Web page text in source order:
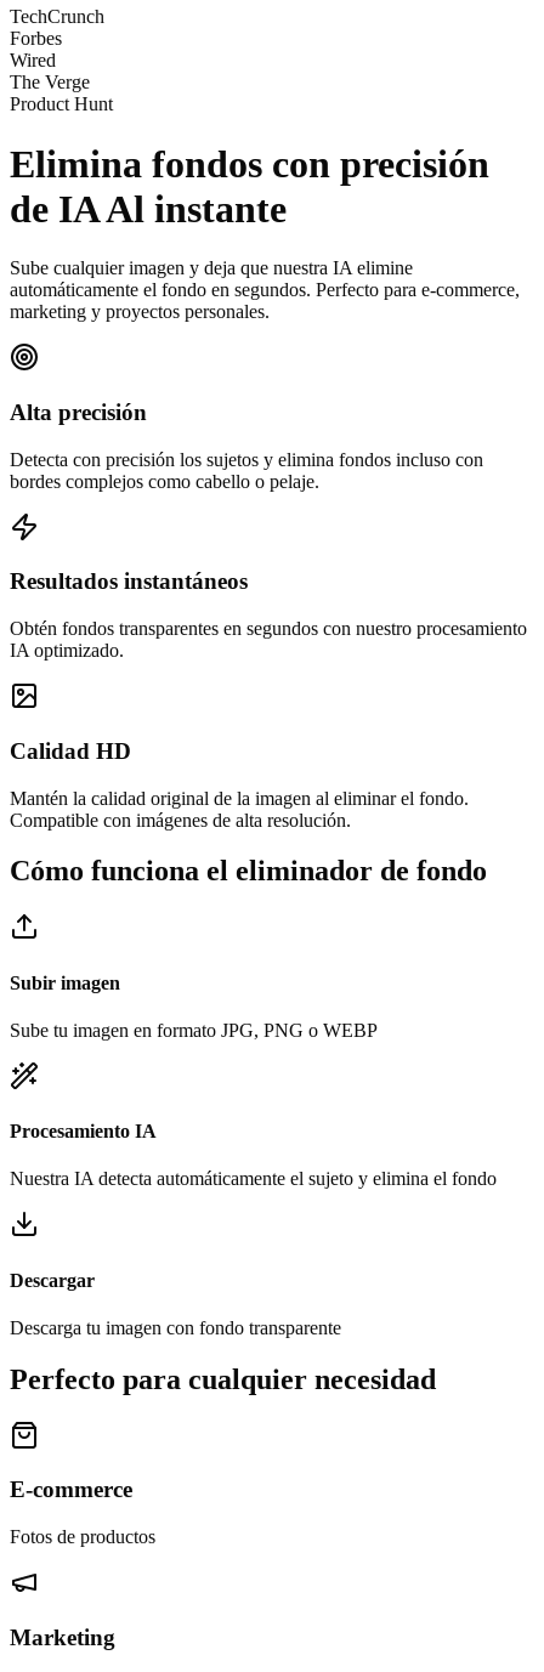
TechCrunch
Forbes
Wired
The Verge
Product Hunt
Elimina fondos con precisión
de IAAl instante
Sube cualquier imagen y deja que nuestra IA elimine
automáticamente el fondo en segundos. Perfecto para e-commerce,
marketing y proyectos personales.
Alta precisión
Detecta con precisión los sujetos y elimina fondos incluso con
bordes complejos como cabello o pelaje.
Resultados instantáneos
Obtén fondos transparentes en segundos con nuestro procesamiento
IA optimizado.
Calidad HD
Mantén la calidad original de la imagen al eliminar el fondo.
Compatible con imágenes de alta resolución.
Cómo funciona el eliminador de fondo
Subir imagen
Sube tu imagen en formato JPG, PNG o WEBP
Procesamiento IA
Nuestra IA detecta automáticamente el sujeto y elimina el fondo
Descargar
Descarga tu imagen con fondo transparente
Perfecto para cualquier necesidad
E-commerce
Fotos de productos
Marketing